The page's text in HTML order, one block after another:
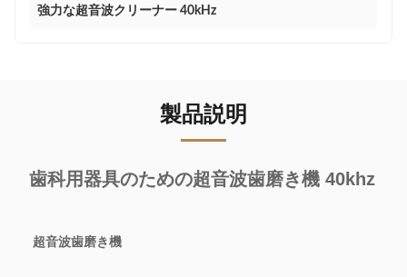
強力な超音波クリーナー 40kHz
製品説明
歯科用器具のための超音波歯磨き機 40khz
超音波歯磨き機